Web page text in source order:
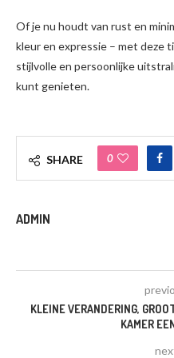
Of je nu houdt van rust en
kleur en expressie – met deze
stijlvolle en persoonlijke
kunt genieten.
SHARE 0
ADMIN
KLEINE VERANDERING,
KAMER